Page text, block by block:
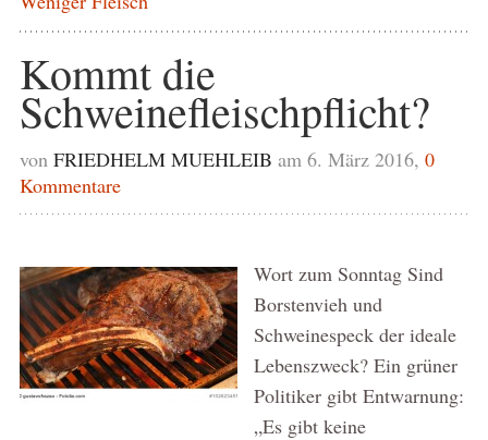
Kommt die
Schweinefleischpflicht?
von FRIEDHELM MUEHLEIB am 6. März 2016, 0
Kommentare
Wort zum Sonntag Sind
Borstenvieh und
Schweinespeck der ideale
Lebenszweck? Ein grüner
Politiker gibt Entwarnung:
„Es gibt keine